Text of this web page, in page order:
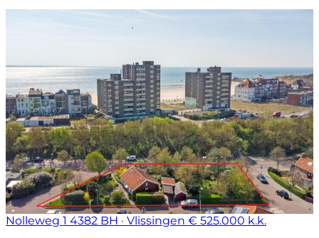
Nolleweg 1 4382 BH · Vlissingen € 525.000 k.k.